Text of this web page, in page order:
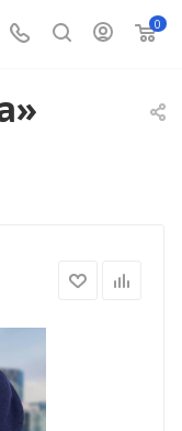
0